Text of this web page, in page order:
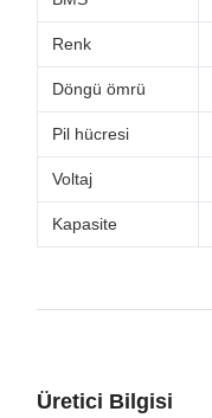
Renk
Döngü ömrü
Pil hücresi
Voltaj
Kapasite
Üretici Bilgisi